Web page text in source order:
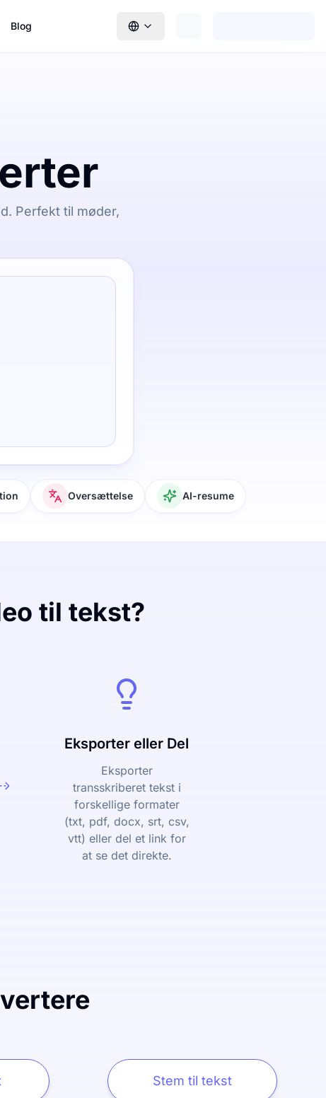
Blog
Perfekt til møder,
Oversættelse AI-resume
til tekst?
Eksporter eller Del
Eksporter
transskriberet tekst i
forskellige formater
(txt, pdf, docx, srt, csv,
vtt) eller del et link for
at se det direkte.
Stem til tekst